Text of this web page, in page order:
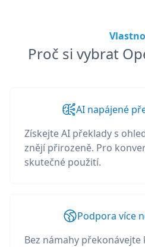
Proč si vybrat
AI napájené
Získejte AI překlady s
znějí přirozeně. Pro
skutečné použití.
Podpora více
Bez námahy